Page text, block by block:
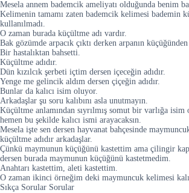
Mesela annem bademcik ameliyatı olduğunda benim
Kelimenin tamamı zaten bademcik kelimesi bademin
kullanılmadı.
O zaman burada küçültme adı vardır.
Bak gözümde arpacık çıktı derken arpanın
Bir hastalıktan bahsetti.
Küçültme adıdır.
Dün kızılcık şerbeti içtim dersen içeceğin adıdır.
Yenge me gelincik aldım dersen çiçeğin adıdır.
Bunlar da kalıcı isim oluyor.
Arkadaşlar şu soru kalıbını asla unutmayın.
Küçültme anlamından sıyrılmış somut bir varlığa
hemen bu şekilde kalıcı ismi arayacaksın.
Mesela işte sen dersen hayvanat bahçesinde
küçültme adıdır arkadaşlar.
Çünkü maymunun küçüğünü kastettim ama çilingir
dersen burada maymunun küçüğünü kastetmedim.
Anahtarı kastettim, aleti kastettim.
O zaman ikinci örneğim deki maymuncuk kelimesi
Sıkça Sorular Sorular